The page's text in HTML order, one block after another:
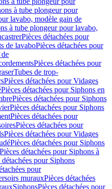
à tube plongeur pour
lavabo, modèle gain de
à tube plongeur pour lavabo,
Pièces détachées pour
de lavaboPièces détachées pour
Pièces détachées pour
Tubes de trop-
Pièces détachées pour Vidages
Pièces détachées pour Siphons en
Pièces détachées pour Siphons
Pièces détachées pour Siphons
Pièces détachées pour
Pièces détachées pour
Pièces détachées pour Vidages
Pièces détachées pour Siphons
Pièces détachées pour Siphons à
détachées pour Siphons
pour
murauxPièces détachées
SiphonsPièces détachées pour